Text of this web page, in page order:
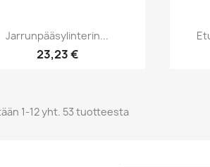
Pikakatselu
Jarrunpääsylinterin...
23,23 €
1-12 yht. 53 tuotteesta